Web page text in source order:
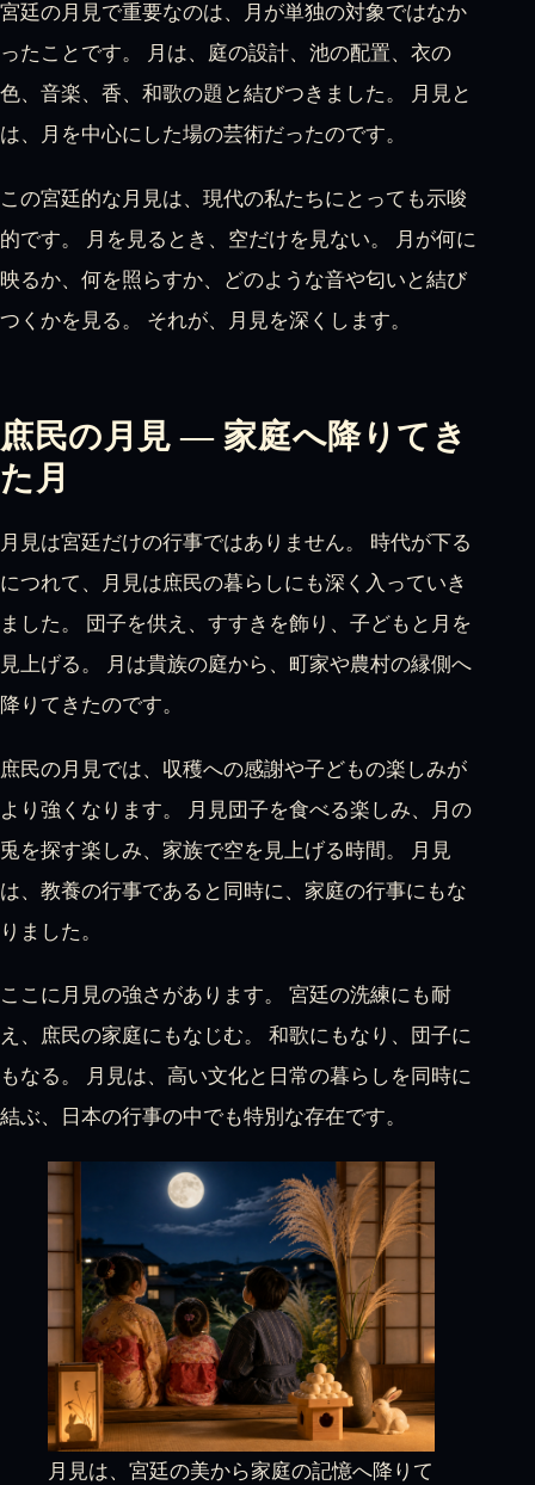
宮廷の月見で重要なのは、月が単独の対象ではなか
ったことです。 月は、庭の設計、池の配置、衣の
色、音楽、香、和歌の題と結びつきました。 月見と
は、月を中心にした場の芸術だったのです。
この宮廷的な月見は、現代の私たちにとっても示唆
的です。 月を見るとき、空だけを見ない。 月が何に
映るか、何を照らすか、どのような音や匂いと結び
つくかを見る。 それが、月見を深くします。
庶民の月見 — 家庭へ降りてき
た月
月見は宮廷だけの行事ではありません。 時代が下る
につれて、月見は庶民の暮らしにも深く入っていき
ました。 団子を供え、すすきを飾り、子どもと月を
見上げる。 月は貴族の庭から、町家や農村の縁側へ
降りてきたのです。
庶民の月見では、収穫への感謝や子どもの楽しみが
より強くなります。 月見団子を食べる楽しみ、月の
兎を探す楽しみ、家族で空を見上げる時間。 月見
は、教養の行事であると同時に、家庭の行事にもな
りました。
ここに月見の強さがあります。 宮廷の洗練にも耐
え、庶民の家庭にもなじむ。 和歌にもなり、団子に
もなる。 月見は、高い文化と日常の暮らしを同時に
結ぶ、日本の行事の中でも特別な存在です。
月見は、宮廷の美から家庭の記憶へ降りて